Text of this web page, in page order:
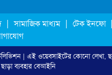
না ফিরলে ৩ বছরের নিষেধাজ্ঞা,
সৌদির
সবাই প্রস্তুত, রাজস্ব আদায়ের
অর্থমন্ত্রী
| সামাজিক মাধ্যম | টেক ইনফো
| এই ওয়েবসাইটের কোনো লেখা,
ব্যবহার বেআইনি